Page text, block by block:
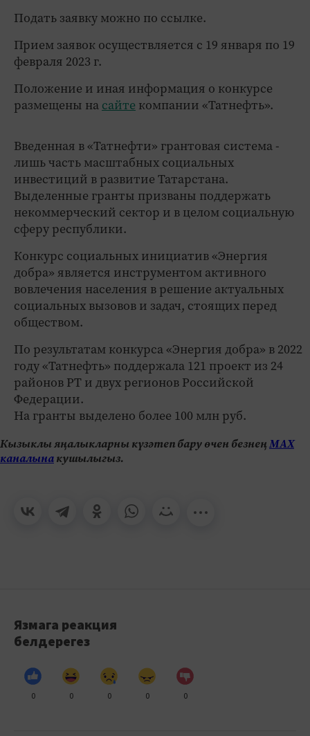
Подать заявку можно по ссылке.
Прием заявок осуществляется с 19 января по 19
февраля 2023 г.
Положение и иная информация о конкурсе
размещены на сайте компании «Татнефть».
Введенная в «Татнефти» грантовая система -
лишь часть масштабных социальных
инвестиций в развитие Татарстана.
Выделенные гранты призваны поддержать
некоммерческий сектор и в целом социальную
сферу республики.
Конкурс социальных инициатив «Энергия
добра» является инструментом активного
вовлечения населения в решение актуальных
социальных вызовов и задач, стоящих перед
обществом.
По результатам конкурса «Энергия добра» в 2022
году «Татнефть» поддержала 121 проект из 24
районов РТ и двух регионов Российской
Федерации.
На гранты выделено более 100 млн руб.
Кызыклы яңалыкларны күзәтеп бару өчен безнеңМАХ
каналынакушылыгыз.
Язмага реакция
белдерегез
0 0 0 0 0